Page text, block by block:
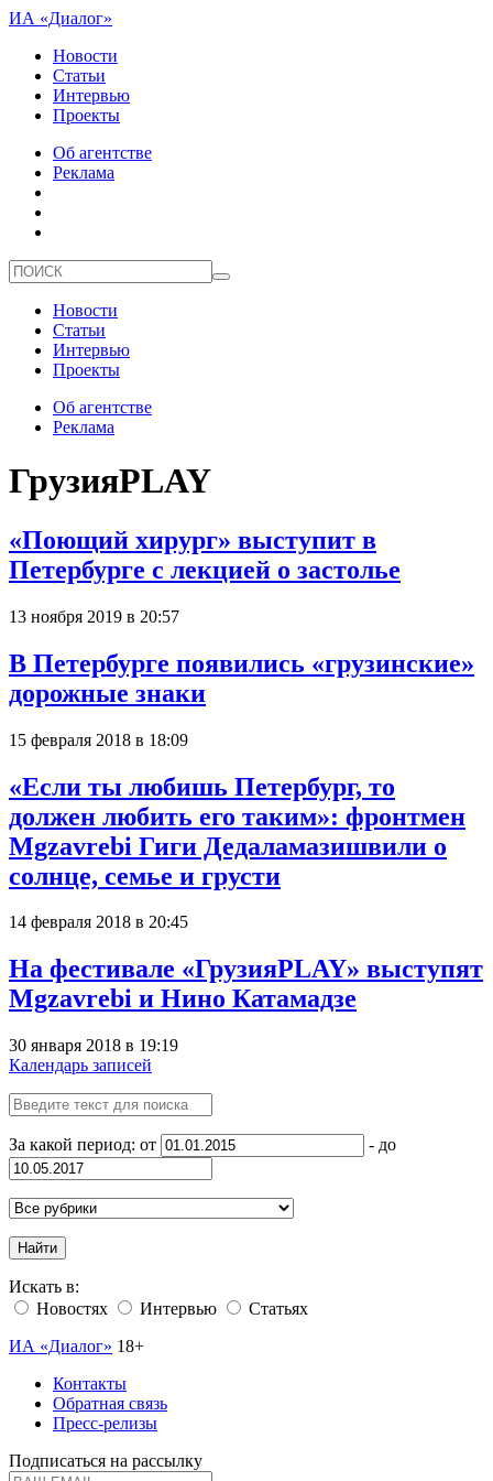
ИА «Диалог»
Новости
Статьи
Интервью
Проекты
Об агентстве
Реклама
Новости
Статьи
Интервью
Проекты
Об агентстве
Реклама
ГрузияPLAY
«Поющий хирург» выступит в
Петербурге с лекцией о застолье
13 ноября 2019 в 20:57
В Петербурге появились «грузинские»
дорожные знаки
15 февраля 2018 в 18:09
«Если ты любишь Петербург, то
должен любить его таким»: фронтмен
Mgzavrebi Гиги Дедаламазишвили о
солнце, семье и грусти
14 февраля 2018 в 20:45
На фестивале «ГрузияPLAY» выступят
Mgzavrebi и Нино Катамадзе
30 января 2018 в 19:19
Календарь записей
За какой период: от - до
Найти
Искать в:
Новостях
Интервью
Статьях
ИА «Диалог» 18+
Контакты
Обратная связь
Пресс-релизы
Подписаться на рассылку